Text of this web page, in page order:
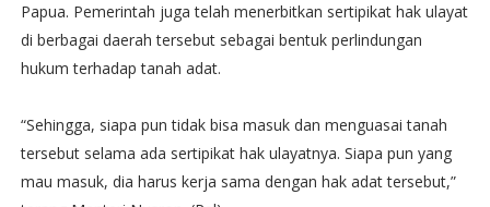
Papua. Pemerintah juga telah menerbitkan sertipikat hak ulayat
di berbagai daerah tersebut sebagai bentuk perlindungan
hukum terhadap tanah adat.
“Sehingga, siapa pun tidak bisa masuk dan menguasai tanah
tersebut selama ada sertipikat hak ulayatnya. Siapa pun yang
mau masuk, dia harus kerja sama dengan hak adat tersebut,”